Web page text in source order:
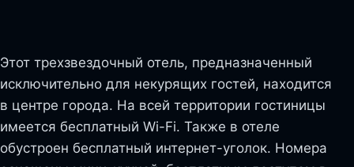
Этот трехзвездочный отель, предназначенный
исключительно для некурящих гостей, находится
в центре города. На всей территории гостиницы
имеется бесплатный Wi-Fi. Также в отеле
обустроен бесплатный интернет-уголок. Номера